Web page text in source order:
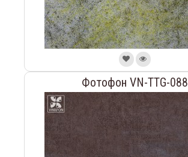
Фотофон VN-TTG-088